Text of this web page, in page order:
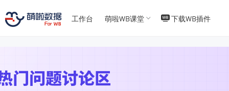
工作台 萌啦WB课堂 下载WB插件